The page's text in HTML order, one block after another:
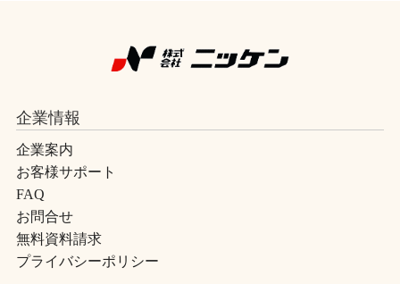
企業情報
企業案内
お客様サポート
FAQ
お問合せ
無料資料請求
プライバシーポリシー